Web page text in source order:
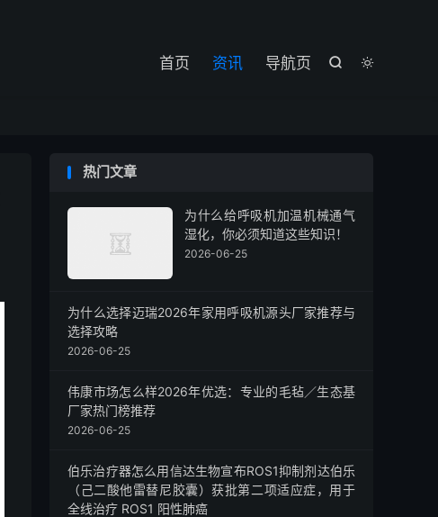


首页 资讯 导航页
热门文章
为什么给呼吸机加温机械通气
湿化，你必须知道这些知识！
2026-06-25
为什么选择迈瑞2026年家用呼吸机源头厂家推荐与
选择攻略
2026-06-25
伟康市场怎么样2026年优选：专业的毛毡／生态基
厂家热门榜推荐
2026-06-25
伯乐治疗器怎么用信达生物宣布ROS1抑制剂达伯乐
（己二酸他雷替尼胶囊）获批第二项适应症，用于
全线治疗 ROS1 阳性肺癌